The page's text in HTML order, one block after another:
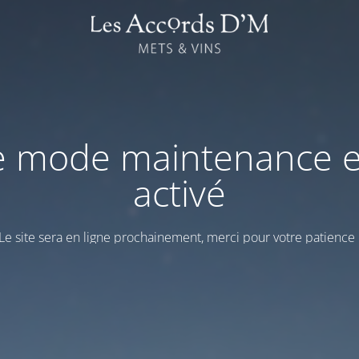
mode maintenance
activé
site sera en ligne prochainement, merci pour votre patience